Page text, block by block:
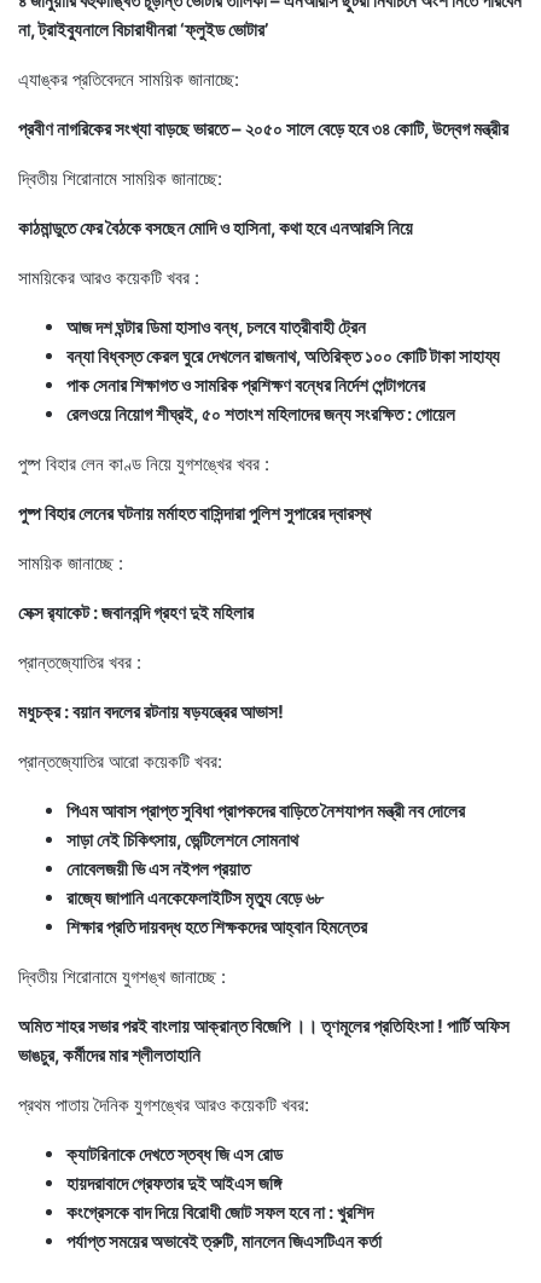
না, ট্রাইব্যুনালে বিচারাধীনরা ‘ফ্লুইড ভোটার’
এ‍্যাঙ্কর প্রতিবেদনে সাময়িক জানাচ্ছে:
প্রবীণ নাগরিকের সংখ্যা বাড়ছে ভারতে – ২০৫০ সালে বেড়ে হবে ৩৪ কোটি, উদ্বেগ মন্ত্রীর
দ্বিতীয় শিরোনামে সাময়িক জানাচ্ছে:
কাঠমান্ডুতে ফের বৈঠকে বসছেন মোদি ও হাসিনা, কথা হবে এনআরসি নিয়ে
সাময়িকের আরও কয়েকটি খবর :
আজ দশ ঘন্টার ডিমা হাসাও বন্ধ, চলবে যাত্রীবাহী ট্রেন
বন্যা বিধ্বস্ত কেরল ঘুরে দেখলেন রাজনাথ, অতিরিক্ত ১০০ কোটি টাকা সাহায্য
পাক সেনার শিক্ষাগত ও সামরিক প্রশিক্ষণ বন্ধের নির্দেশ পেন্টাগনের
রেলওয়ে নিয়োগ শীঘ্রই, ৫০ শতাংশ মহিলাদের জন্য সংরক্ষিত : গোয়েল
পুষ্প বিহার লেন কাণ্ড নিয়ে যুগশঙ্খের খবর :
পুষ্প বিহার লেনের ঘটনায় মর্মাহত বাসিন্দারা পুলিশ সুপারের দ্বারস্থ
সাময়িক জানাচ্ছে :
সেক্স র‍্যাকেট : জবানবন্দি গ্রহণ দুই মহিলার
প্রান্তজ্যোতির খবর :
মধুচক্র : বয়ান বদলের রটনায় ষড়যন্ত্রের আভাস!
প্রান্তজ্যোতির আরো কয়েকটি খবর:
পিএম আবাস প্রাপ্ত সুবিধা প্রাপকদের বাড়িতে নৈশযাপন মন্ত্রী নব দোলের
সাড়া নেই চিকিৎসায়, ভেন্টিলেশনে সোমনাথ
নোবেলজয়ী ভি এস নইপল প্রয়াত
রাজ্যে জাপানি এনকেফেলাইটিস মৃত্যু বেড়ে ৬৮
শিক্ষার প্রতি দায়বদ্ধ হতে শিক্ষকদের আহ্বান হিমন্তের
দ্বিতীয় শিরোনামে যুগশঙ্খ জানাচ্ছে :
অমিত শাহর সভার পরই বাংলায় আক্রান্ত বিজেপি ।। তৃণমূলের প্রতিহিংসা ! পার্টি অফিস
ভাঙচুর, কর্মীদের মার শ্লীলতাহানি
প্রথম পাতায় দৈনিক যুগশঙ্খের আরও কয়েকটি খবর:
ক্যাটরিনাকে দেখতে স্তব্ধ জি এস রোড
হায়দরাবাদে গ্রেফতার দুই আইএস জঙ্গি
কংগ্রেসকে বাদ দিয়ে বিরোধী জোট সফল হবে না : খুরশিদ
পর্যাপ্ত সময়ের অভাবেই ত্রুটি, মানলেন জিএসটিএন কর্তা